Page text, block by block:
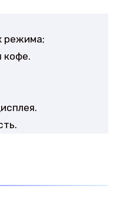
режима;
кофе.